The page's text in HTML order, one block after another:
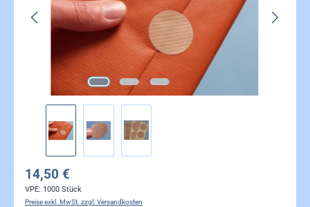
14,50 €
VPE: 1000 Stück
Preise exkl. MwSt. zzgl. Versandkosten